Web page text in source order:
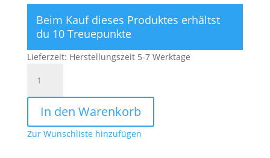
Beim Kauf dieses Produktes erhältst
du 10 Treuepunkte
Lieferzeit: Herstellungszeit 5-7 Werktage
bist
der
alleralleraller
beste
Papa
In den Warenkorb
Zur Wunschliste hinzufügen